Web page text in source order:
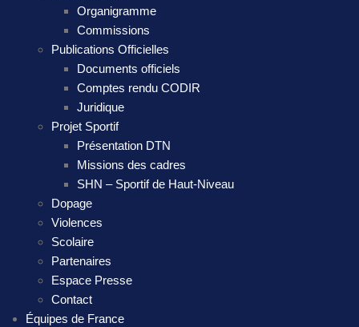
Organigramme
Commissions
Publications Officielles
Documents officiels
Comptes rendu CODIR
Juridique
Projet Sportif
Présentation DTN
Missions des cadres
SHN – Sportif de Haut-Niveau
Dopage
Violences
Scolaire
Partenaires
Espace Presse
Contact
Équipes de France